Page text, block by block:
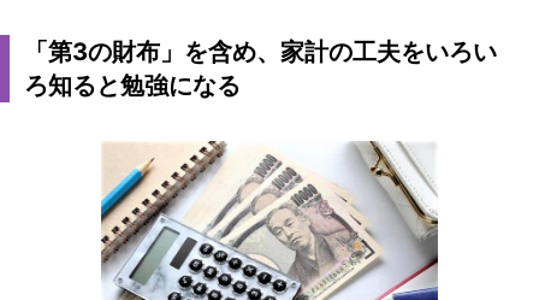
「第3の財布」を含め、家計の工夫をいろい
ろ知ると勉強になる